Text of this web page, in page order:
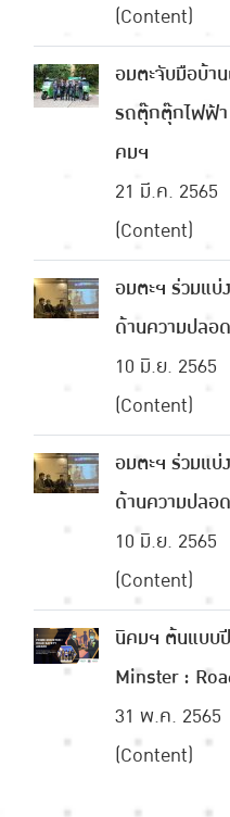
(Content)
อมตะจับมือบ้า
รถตุ๊กตุ๊กไฟฟ้า
คมฯ
21 มี.ค. 2565
(Content)
อมตะฯ ร่วมแ
ด้านความปล
10 มิ.ย. 2565
(Content)
อมตะฯ ร่วมแ
ด้านความปล
10 มิ.ย. 2565
(Content)
นิคมฯ ต้นแบบ
Minster :
31 พ.ค. 2565
(Content)